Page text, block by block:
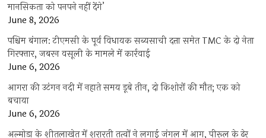
मानसिकता को पनपने नहीं देंगे’
June 8, 2026
पश्चिम बंगाल: टीएमसी के पूर्व विधायक सब्यसाची दत्ता समेत TMC के दो नेता
गिरफ्तार, जबरन वसूली के मामले में कार्रवाई
June 6, 2026
आगरा की उटंगन नदी में नहाते समय डूबे तीन, दो किशोरों की मौत; एक को
बचाया
June 6, 2026
अल्मोड़ा के शीतलाखेत में शरारती तत्वों ने लगाई जंगल में आग, पीरूल के ढेर